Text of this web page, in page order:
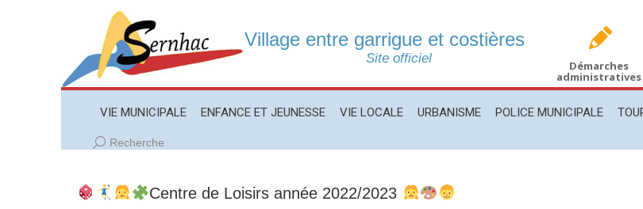
Village entre garrigue et costières
Site officiel Démarches
administratives
VIE MUNICIPALE ENFANCE ET JEUNESSE VIE LOCALE URBANISME POLICE MUNICIPALE
Recherche
Recherche
Centre de Loisirs année 2022/2023
VIE MUNICIPALE ENFANCE ET JEUNESSE VIE LOCALE URBANISME POLICE MUNICIPALE